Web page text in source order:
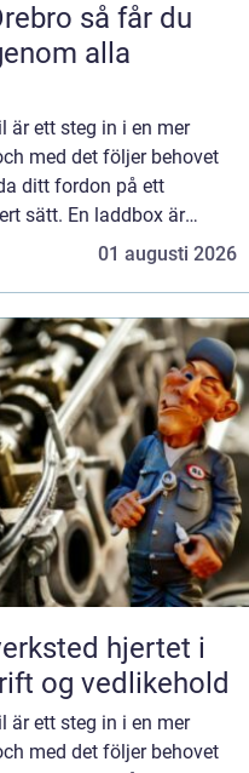
får du
alla
är ett steg in i en mer
med det följer behovet
ditt fordon på ett
sätt. En laddbox är
och pålitl...01 augusti 2026
hjertet i
og vedlikehold
är ett steg in i en mer
med det följer behovet